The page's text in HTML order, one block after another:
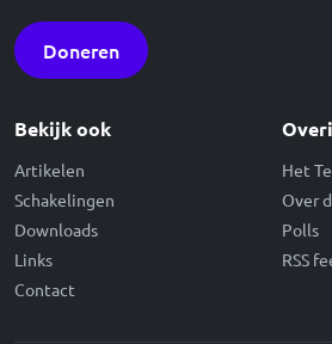
Doneren
Bekijk ook
Artikelen
Schakelingen
Downloads
Links
Contact
Het
Over
Polls
RSS